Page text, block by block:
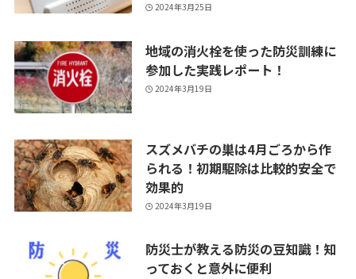
2024年3月25日
地域の消火栓を使った防災訓練に
参加した実践レポート！
2024年3月19日
スズメバチの巣は4月ごろから作
られる！初期駆除は比較的安全で
効果的
2024年3月19日
防災士が教える防災の豆知識！知
っておくと意外に便利